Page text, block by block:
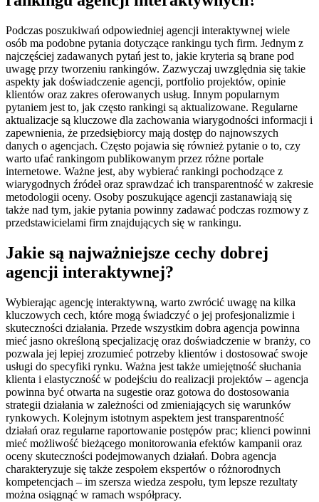
Podczas poszukiwań odpowiedniej agencji interaktywnej wiele
osób ma podobne pytania dotyczące rankingu tych firm. Jednym z
najczęściej zadawanych pytań jest to, jakie kryteria są brane pod
uwagę przy tworzeniu rankingów. Zazwyczaj uwzględnia się takie
aspekty jak doświadczenie agencji, portfolio projektów, opinie
klientów oraz zakres oferowanych usług. Innym popularnym
pytaniem jest to, jak często rankingi są aktualizowane. Regularne
aktualizacje są kluczowe dla zachowania wiarygodności informacji i
zapewnienia, że przedsiębiorcy mają dostęp do najnowszych
danych o agencjach. Często pojawia się również pytanie o to, czy
warto ufać rankingom publikowanym przez różne portale
internetowe. Ważne jest, aby wybierać rankingi pochodzące z
wiarygodnych źródeł oraz sprawdzać ich transparentność w zakresie
metodologii oceny. Osoby poszukujące agencji zastanawiają się
także nad tym, jakie pytania powinny zadawać podczas rozmowy z
przedstawicielami firm znajdujących się w rankingu.
Jakie są najważniejsze cechy dobrej
agencji interaktywnej?
Wybierając agencję interaktywną, warto zwrócić uwagę na kilka
kluczowych cech, które mogą świadczyć o jej profesjonalizmie i
skuteczności działania. Przede wszystkim dobra agencja powinna
mieć jasno określoną specjalizację oraz doświadczenie w branży, co
pozwala jej lepiej zrozumieć potrzeby klientów i dostosować swoje
usługi do specyfiki rynku. Ważna jest także umiejętność słuchania
klienta i elastyczność w podejściu do realizacji projektów – agencja
powinna być otwarta na sugestie oraz gotowa do dostosowania
strategii działania w zależności od zmieniających się warunków
rynkowych. Kolejnym istotnym aspektem jest transparentność
działań oraz regularne raportowanie postępów prac; klienci powinni
mieć możliwość bieżącego monitorowania efektów kampanii oraz
oceny skuteczności podejmowanych działań. Dobra agencja
charakteryzuje się także zespołem ekspertów o różnorodnych
kompetencjach – im szersza wiedza zespołu, tym lepsze rezultaty
można osiągnąć w ramach współpracy.